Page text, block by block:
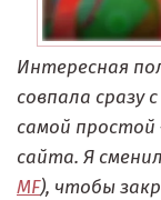
Интересная
совпала сразу
самой
сайта. Я
MF), чтобы